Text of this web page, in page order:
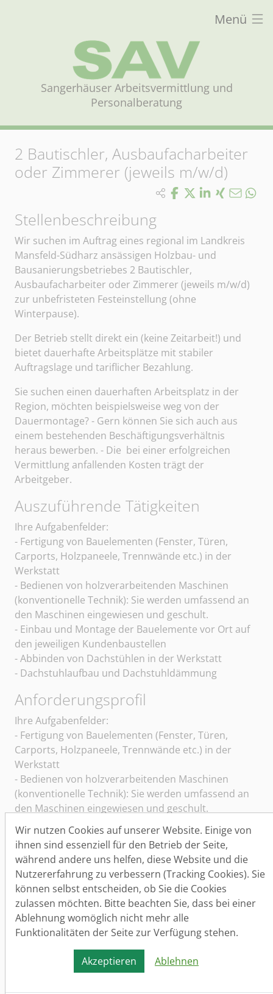
Menü
Sangerhäuser Arbeitsvermittlung und
Personalberatung
2 Bautischler, Ausbaufacharbeiter
oder Zimmerer (jeweils m/w/d)
Stellenbeschreibung
Wir suchen im Auftrag eines regional im Landkreis
Mansfeld-Südharz ansässigen Holzbau- und
Bausanierungsbetriebes 2 Bautischler,
Ausbaufacharbeiter oder Zimmerer (jeweils m/w/d)
zur unbefristeten Festeinstellung (ohne
Winterpause).
Der Betrieb stellt direkt ein (keine Zeitarbeit!) und
bietet dauerhafte Arbeitsplätze mit stabiler
Auftragslage und tariflicher Bezahlung.
Sie suchen einen dauerhaften Arbeitsplatz in der
Region, möchten beispielsweise weg von der
Dauermontage? - Gern können Sie sich auch aus
einem bestehenden Beschäftigungsverhältnis
heraus bewerben. - Die bei einer erfolgreichen
Vermittlung anfallenden Kosten trägt der
Arbeitgeber.
Sangerhäuser Arbeitsvermittlung und
Auszuführende Tätigkeiten
Ihre Aufgabenfelder:
- Fertigung von Bauelementen (Fenster, Türen,
Carports, Holzpaneele, Trennwände etc.) in der
Werkstatt
- Bedienen von holzverarbeitenden Maschinen
(konventionelle Technik): Sie werden umfassend an
den Maschinen eingewiesen und geschult.
- Einbau und Montage der Bauelemente vor Ort auf
den jeweiligen Kundenbaustellen
- Abbinden von Dachstühlen in der Werkstatt
- Dachstuhlaufbau und Dachstuhldämmung
Anforderungsprofil
Ihre Aufgabenfelder:
- Fertigung von Bauelementen (Fenster, Türen,
Carports, Holzpaneele, Trennwände etc.) in der
Werkstatt
- Bedienen von holzverarbeitenden Maschinen
(konventionelle Technik): Sie werden umfassend an
den Maschinen eingewiesen und geschult.
- Einbau und Montage der Bauelemente vor Ort auf
den jeweiligen Kundenbaustellen
- Abbinden von Dachstühlen in der Werkstatt
- Dachstuhlaufbau und Dachstuhldämmung
Einzugsgebiet/e der Bewerber/innen
Sie sollten idealerweise aus dem Einzugsgebiet
Sangerhausen, Lutherstadt Eisleben, Mansfeld,
Hettstedt, Seegebiet Mansfelder Land, Querfurt und/
oder jeweiliger Nahbereich kommen.
Wir nutzen Cookies auf unserer Website. Einige von
ihnen sind essenziell für den Betrieb der Seite,
während andere uns helfen, diese Website und die
Nutzererfahrung zu verbessern (Tracking Cookies). Sie
können selbst entscheiden, ob Sie die Cookies
zulassen möchten. Bitte beachten Sie, dass bei einer
Ablehnung womöglich nicht mehr alle
Funktionalitäten der Seite zur Verfügung stehen.
Akzeptieren Ablehnen